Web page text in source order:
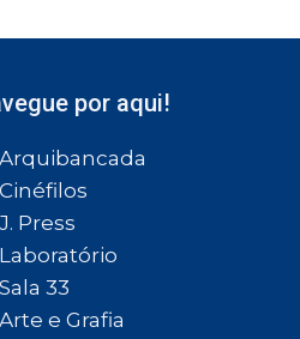
por aqui!
Arquibancada
Cinéfilos
J. Press
Laboratório
Sala 33
Arte e Grafia